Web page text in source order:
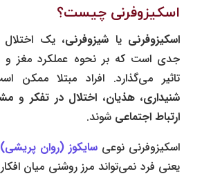
اسکیزوفرنی چیست؟
اسکیزوفرنی یا شیزوفرنی، یک
جدی است که بر نحوه عملکرد مغز و
تاثیر می‌گذارد. افراد مبتلا ممکن
شنیداری،هذیان، اختلال در تفکر و
ارتباط اجتماعی شوند.
اسکیزوفرنی نوعی سایکوز (روان پریشی)
یعنی فرد نمی‌تواند مرز روشنی میان